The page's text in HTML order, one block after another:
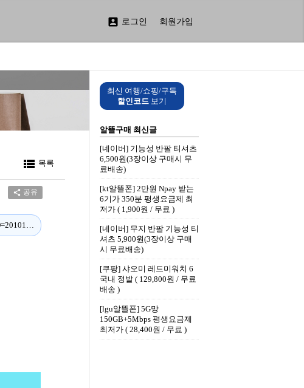
 로그인 회원가입
 목록
 공유
http://event.lottecinema.co.kr/LCHS/Contents/Event/infomation-delivery-event.aspx?EventID=201010016919012
최신 여행/쇼핑/구독
할인코드보기
알뜰구매 최신글
[네이버] 기능성 반팔 티셔츠
6,500원(3장이상 구매시 무
료배송)
[kt알뜰폰] 2만원 Npay 받는
6기가 350분 평생요금제 최
저가 ( 1,900원 / 무료 )
[네이버] 무지 반팔 기능성 티
셔츠 5,900원(3장이상 구매
시 무료배송)
[쿠팡] 샤오미 레드미워치 6
국내 정발 ( 129,800원 / 무료
배송 )
[lgu알뜰폰] 5G망
150GB+5Mbps 평생요금제
최저가 ( 28,400원 / 무료 )